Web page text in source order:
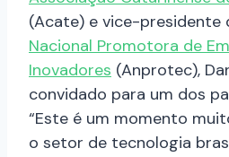
(Acate) e vice-presidente
Nacional Promotora de
Inovadores (Anprotec),
convidado para um dos
“Este é um momento
o setor de tecnologia